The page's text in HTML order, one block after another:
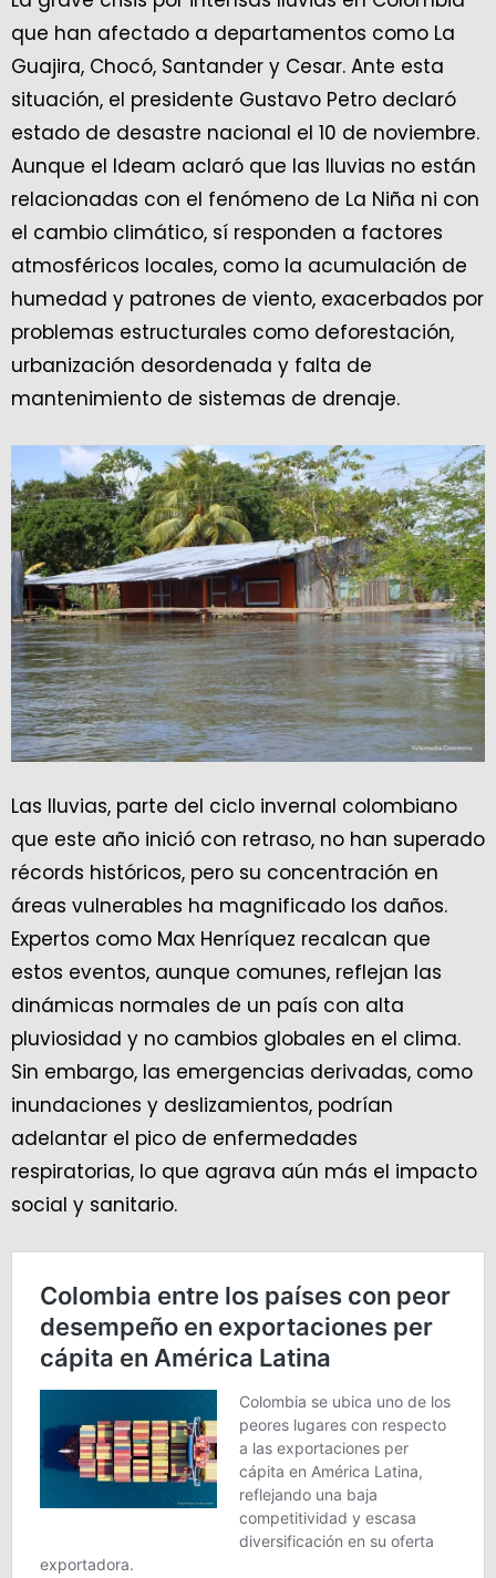
que han afectado a departamentos como La
Guajira, Chocó, Santander y Cesar. Ante esta
situación, el presidente Gustavo Petro declaró
estado de desastre nacional el 10 de noviembre.
Aunque el Ideam aclaró que las lluvias no están
relacionadas con el fenómeno de La Niña ni con
el cambio climático, sí responden a factores
atmosféricos locales, como la acumulación de
humedad y patrones de viento, exacerbados por
problemas estructurales como deforestación,
urbanización desordenada y falta de
mantenimiento de sistemas de drenaje.
Las lluvias, parte del ciclo invernal colombiano
que este año inició con retraso, no han superado
récords históricos, pero su concentración en
áreas vulnerables ha magnificado los daños.
Expertos como Max Henríquez recalcan que
estos eventos, aunque comunes, reflejan las
dinámicas normales de un país con alta
pluviosidad y no cambios globales en el clima.
Sin embargo, las emergencias derivadas, como
inundaciones y deslizamientos, podrían
adelantar el pico de enfermedades
respiratorias, lo que agrava aún más el impacto
social y sanitario.